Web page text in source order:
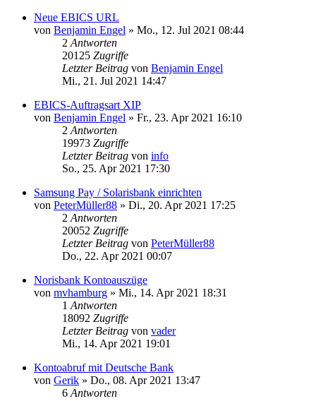
Neue EBICS URL
von Benjamin Engel » Mo., 12. Jul 2021 08:44
2 Antworten
20125 Zugriffe
Letzter Beitrag von Benjamin Engel
Mi., 21. Jul 2021 14:47
EBICS-Auftragsart XIP
von Benjamin Engel » Fr., 23. Apr 2021 16:10
2 Antworten
19973 Zugriffe
Letzter Beitrag von info
So., 25. Apr 2021 17:30
Samsung Pay / Solarisbank einrichten
von PeterMüller88 » Di., 20. Apr 2021 17:25
2 Antworten
20052 Zugriffe
Letzter Beitrag von PeterMüller88
Do., 22. Apr 2021 00:07
Norisbank Kontoauszüge
von mvhamburg » Mi., 14. Apr 2021 18:31
1 Antworten
18092 Zugriffe
Letzter Beitrag von vader
Mi., 14. Apr 2021 19:01
Kontoabruf mit Deutsche Bank
von Gerik » Do., 08. Apr 2021 13:47
6 Antworten